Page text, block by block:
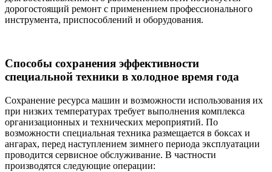
дорогостоящий ремонт с применением профессионального
инструмента, приспособлений и оборудования.
Способы сохранения эффективности
специальной техники в холодное время года
Сохранение ресурса машин и возможности использования их
при низких температурах требует выполнения комплекса
организационных и технических мероприятий. По
возможности специальная техника размещается в боксах и
ангарах, перед наступлением зимнего периода эксплуатации
проводится сервисное обслуживание. В частности
производятся следующие операции: